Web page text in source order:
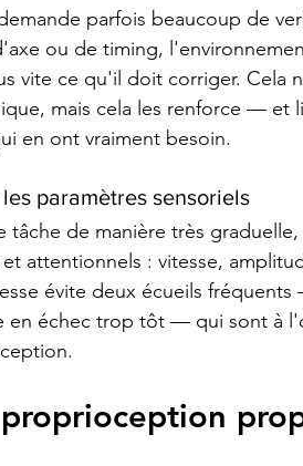
parfois beaucoup de
ou de timing,
vite ce qu'il doit corriger. Cela
mais cela les renforce — et
en ont vraiment besoin.
paramètres sensoriels
tâche de manière très
attentionnels : vitesse,
évite deux écueils
en échec trop tôt — qui sont à